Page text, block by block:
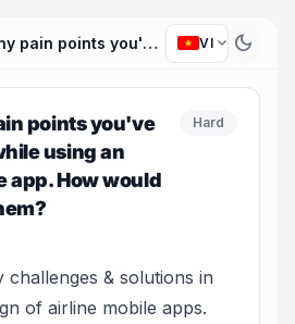
Identify any pain points you've experienced while using an airline's mobile app. How would you address them? VI expand_more dark_mode
points you've
using an
app. How would
Hard
& solutions in
of airline mobile apps.